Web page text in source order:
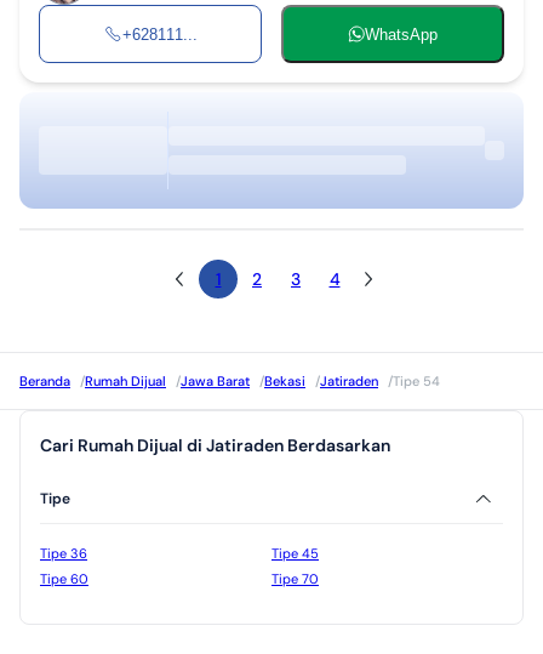
+628111... WhatsApp
1 2 3 4
Beranda /Rumah Dijual /Jawa Barat /Bekasi /Jatiraden /Tipe 54
Cari Rumah Dijual di Jatiraden Berdasarkan
Tipe
Tipe 36
Tipe 45
Tipe 60
Tipe 70